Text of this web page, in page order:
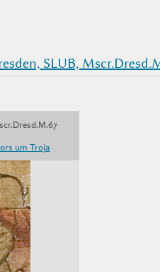
SLUB,
um Troja